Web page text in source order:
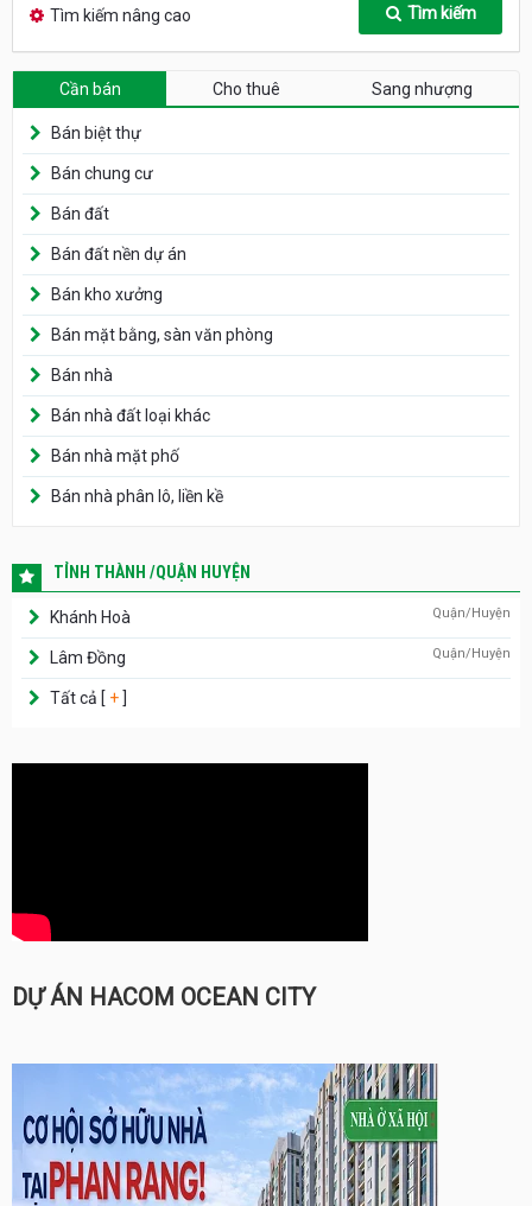
Tìm kiếm nâng cao Tìm kiếm
Cần bán Cho thuê Sang nhượng
Bán biệt thự
Bán chung cư
Bán đất
Bán đất nền dự án
Bán kho xưởng
Bán mặt bằng, sàn văn phòng
Bán nhà
Bán nhà đất loại khác
Bán nhà mặt phố
Bán nhà phân lô, liền kề
TỈNH THÀNH /QUẬN HUYỆN
Khánh Hoà Quận/Huyện
Lâm Đồng Quận/Huyện
Tất cả [ + ]
DỰ ÁN HACOM OCEAN CITY